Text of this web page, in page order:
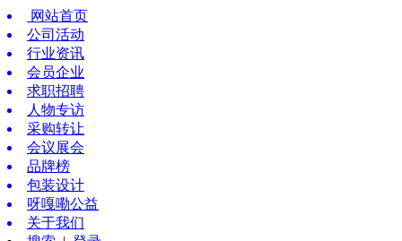
网站首页
公司活动
行业资讯
会员企业
求职招聘
人物专访
采购转让
会议展会
品牌榜
包装设计
呀嘎嘞公益
关于我们